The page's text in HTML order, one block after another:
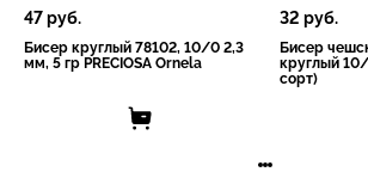
47руб.
Бисер круглый 78102, 10/0 2,3
мм, 5 гр PRECIOSA Ornela
32 руб.
Бисер
круглый
сорт)